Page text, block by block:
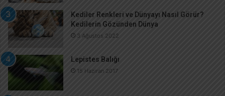
Kediler Renkleri ve Dünyayı Nasıl Görür?
Kedilerin Gözünden Dünya
3 Ağustos 2022
Lepistes Balığı
15 Haziran 2017